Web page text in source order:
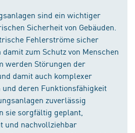
sind ein wichtiger
Sicherheit von Gebäuden.
Fehlerströme sicher
zum Schutz von Menschen
werden Störungen der
damit auch komplexer
deren Funktionsfähigkeit
zuverlässig
sie sorgfältig geplant,
und nachvollziehbar